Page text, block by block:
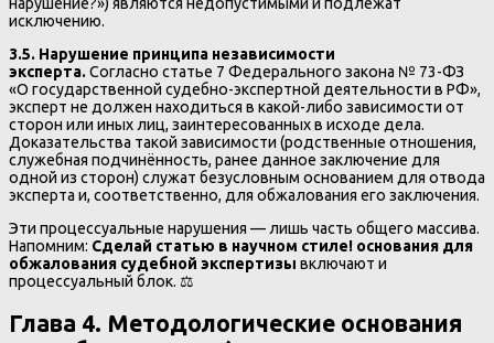
исключению.
3.5. Нарушение принципа независимости
эксперта.Согласно статье 7 Федерального закона № 73-ФЗ
«О государственной судебно-экспертной деятельности в РФ»,
эксперт не должен находиться в какой-либо зависимости от
сторон или иных лиц, заинтересованных в исходе дела.
Доказательства такой зависимости (родственные отношения,
служебная подчинённость, ранее данное заключение для
одной из сторон) служат безусловным основанием для отвода
эксперта и, соответственно, для обжалования его заключения.
Эти процессуальные нарушения — лишь часть общего массива.
Напомним: Сделай статью в научном стиле! основания для
обжалования судебной экспертизы включают и
процессуальный блок. ⚖️
Глава 4. Методологические основания